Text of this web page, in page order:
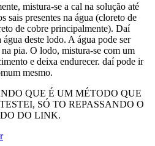
mistura-se a cal na solução até
sais presentes na água (cloreto de
de cobre principalmente). Daí
água deste lodo. A água pode ser
na pia. O lodo, mistura-se com um
e deixa endurecer. daí pode ir
mesmo.
QUE É UM MÉTODO QUE
SÓ TO REPASSANDO O
DO LINK.